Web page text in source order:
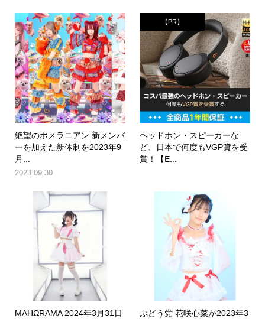
絶望のポメラニアン 新メンバ
ーを加えた新体制を2023年9
月...
2023.09.30
【PR】
ヘッドホン・スピーカーな
ど、日本で何度もVGP賞を受
賞！【E...
MAHΩRAMA 2024年3月31日
ぶどう党 花咲心菜が2023年3